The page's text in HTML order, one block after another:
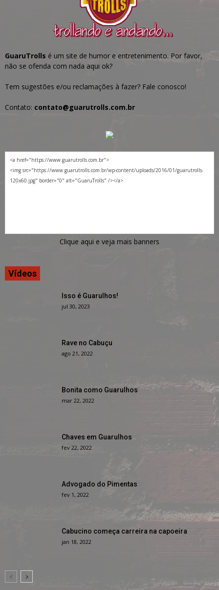
GuaruTrolls é um site de humor e entretenimento. Por favor,
não se ofenda com nada aqui ok?
Tem sugestões e/ou reclamações à fazer? Fale conosco!
Contato: contato@guarutrolls.com.br
Clique aqui e veja mais banners
Vídeos
Isso é Guarulhos!
jul 30, 2023
Rave no Cabuçu
ago 21, 2022
Bonita como Guarulhos
mar 22, 2022
Chaves em Guarulhos
fev 22, 2022
Advogado do Pimentas
fev 1, 2022
Cabucino começa carreira na capoeira
jan 18, 2022